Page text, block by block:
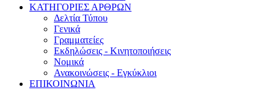
ΚΑΤΗΓΟΡΙΕΣ ΑΡΘΡΩΝ
Δελτία Τύπου
Γενικά
Γραμματείες
Εκδηλώσεις - Κινητοποιήσεις
Νομικά
Ανακοινώσεις - Εγκύκλιοι
ΕΠΙΚΟΙΝΩΝΙΑ